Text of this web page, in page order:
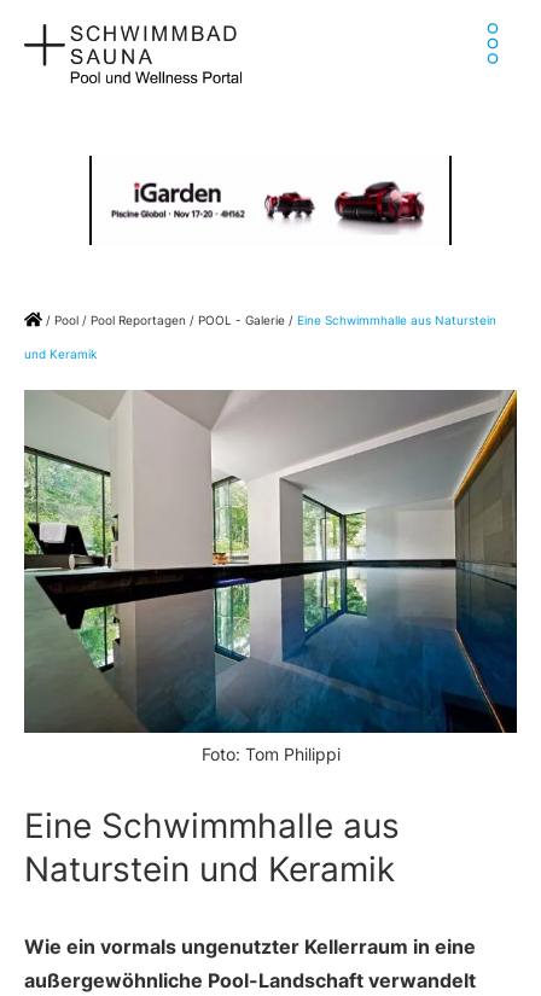
Inhalt
springen
Home
/ Pool / Pool Reportagen / POOL - Galerie / Eine Schwimmhalle aus Naturstein
und Keramik
Foto: Tom Philippi
Eine Schwimmhalle aus
Naturstein und Keramik
Wie ein vormals ungenutzter Kellerraum in eine
außergewöhnliche Pool-Landschaft verwandelt